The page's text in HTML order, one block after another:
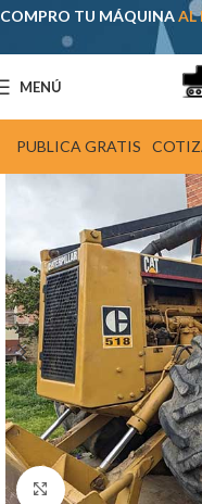
MENÚ
PUBLICA GRATIS
Click para agrandar
COMPRO TU MÁQUINAAL